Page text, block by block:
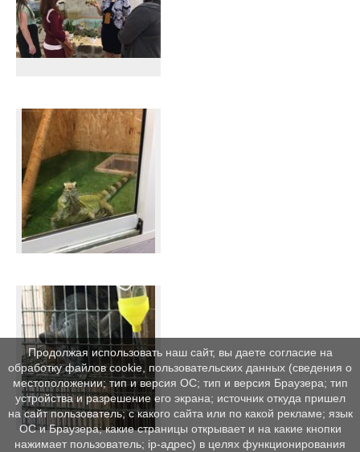
Продолжая использовать наш сайт, вы даете согласие на
обработку файлов cookie, пользовательских данных (сведения о
местоположении; тип и версия ОС; тип и версия Браузера; тип
устройства и разрешение его экрана; источник откуда пришел
на сайт пользователь; с какого сайта или по какой рекламе; язык
ОС и Браузера; какие страницы открывает и на какие кнопки
нажимает пользователь; ip-адрес) в целях функционирования